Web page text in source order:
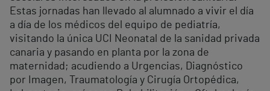
Estas jornadas han llevado al alumnado a vivir el día
a día de los médicos del equipo de pediatría,
visitando la única UCI Neonatal de la sanidad privada
canaria y pasando en planta por la zona de
maternidad; acudiendo a Urgencias, Diagnóstico
por Imagen, Traumatología y Cirugía Ortopédica,